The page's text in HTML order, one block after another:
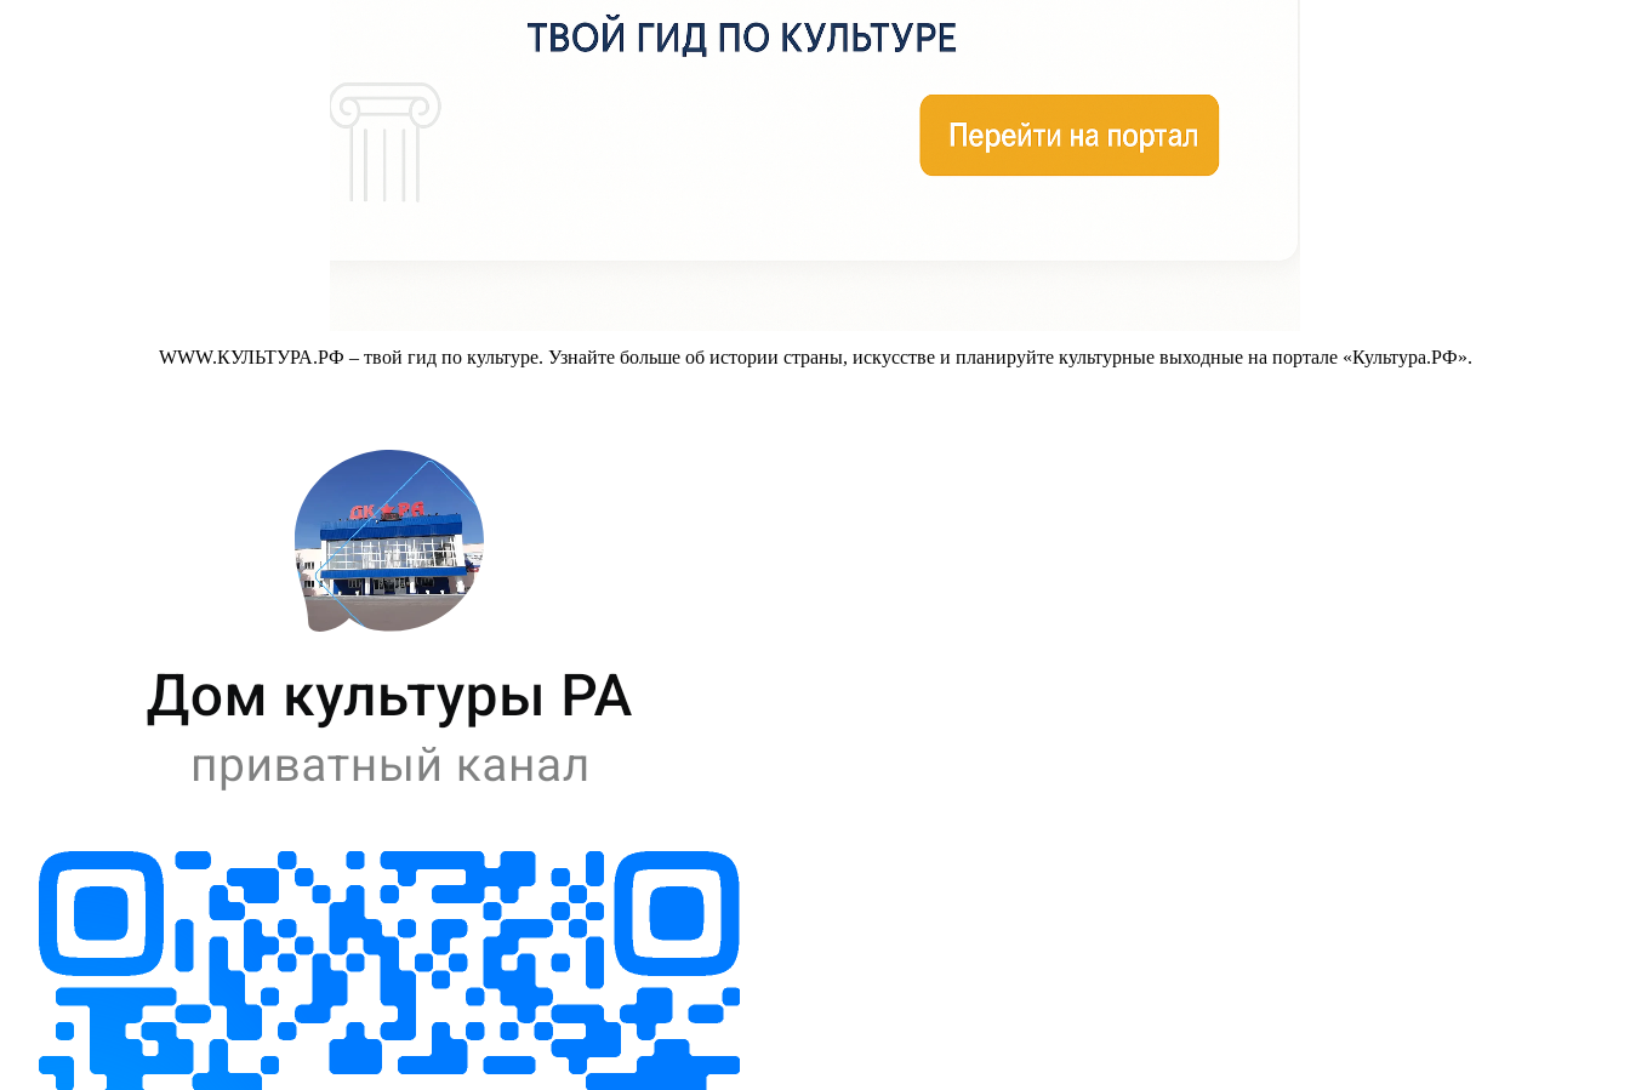
WWW.КУЛЬТУРА.РФ – твой гид по культуре. Узнайте больше об истории страны, искусстве и планируйте культурные выходные на портале «Культура.РФ».